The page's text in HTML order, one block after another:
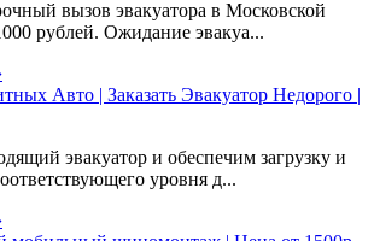
вызов эвакуатора в Московской
рублей. Ожидание эвакуа...
Авто | Заказать Эвакуатор Недорого |
эвакуатор и обеспечим загрузку и
уровня д...